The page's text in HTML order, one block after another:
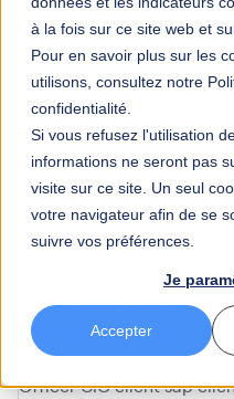
à la fois sur ce site web et
Pour en savoir plus sur les
utilisons, consultez notre
confidentialité.
Si vous refusez l'utilisation
informations ne seront pas
visite sur ce site. Un seul
votre navigateur afin de se
suivre vos préférences.
Je
Accepter
analyses predictives
apache cloudstack
apprentissage
Artificial Intelligence aufo
Automatisation des
Automatisation et
aws outpostsazure baw
BPM BPMN BTP business
business partnerbusiness
Process Intelligence
business process model
Technology Platform
capacités predictives
footprint reductionCFO
OfficerCIOclient sap